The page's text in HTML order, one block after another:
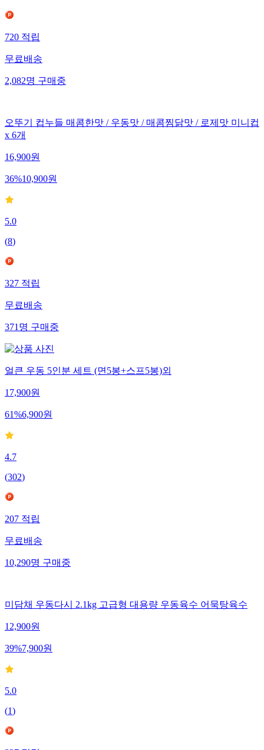
720 적립
무료배송
2,082명 구매중
오뚜기 컵누들 매콤한맛 / 우동맛 / 매콤찜닭맛 / 로제맛 미니컵
x 6개
16,900원
36%10,900원
5.0
(8)
327적립
무료배송
371명구매중
얼큰 우동 5인분 세트 (면5봉+스프5봉)외
17,900원
61%6,900원
4.7
(302)
207적립
무료배송
10,290명구매중
미담채 우동다시 2.1kg 고급형 대용량 우동육수 어묵탕육수
12,900원
39%7,900원
5.0
(1)